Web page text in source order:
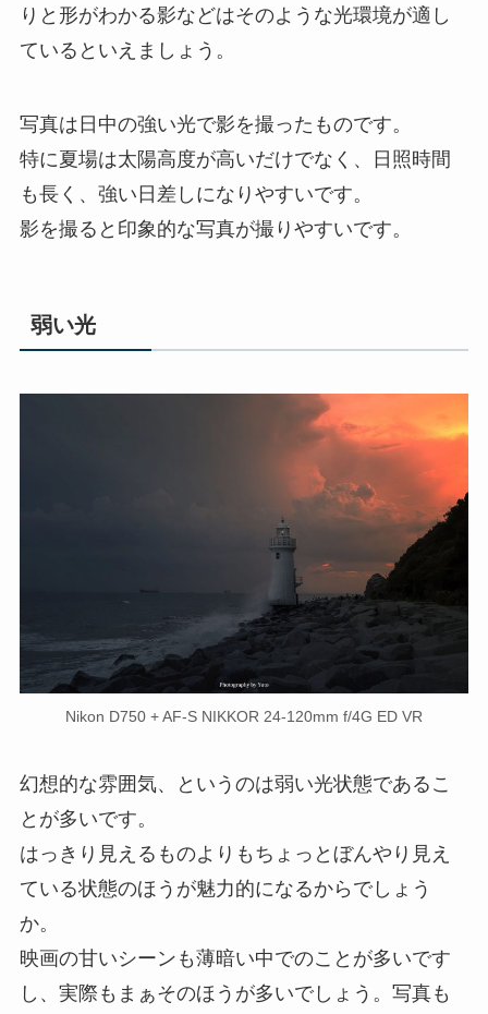
りと形がわかる影などはそのような光環境が適し
ているといえましょう。
写真は日中の強い光で影を撮ったものです。
特に夏場は太陽高度が高いだけでなく、日照時間
も長く、強い日差しになりやすいです。
影を撮ると印象的な写真が撮りやすいです。
弱い光
Nikon D750 + AF-S NIKKOR 24-120mm f/4G ED VR
幻想的な雰囲気、というのは弱い光状態であるこ
とが多いです。
はっきり見えるものよりもちょっとぼんやり見え
ている状態のほうが魅力的になるからでしょう
か。
映画の甘いシーンも薄暗い中でのことが多いです
し、実際もまぁそのほうが多いでしょう。写真も